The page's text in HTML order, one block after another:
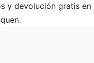
logo on foot
y devolución gratis